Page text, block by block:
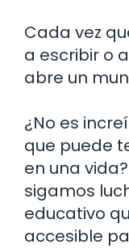
Cada vez
a escribir o
abre un
¿No es
que puede
en una
sigamos
educativo
accesible